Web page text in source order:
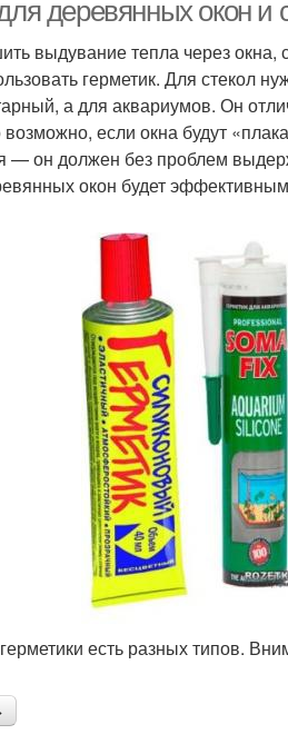
деревянных окон и
выдувание тепла через окна,
герметик. Для стекол
а для аквариумов. Он
возможно, если окна будут
— он должен без проблем
окон будет
есть разных типов.